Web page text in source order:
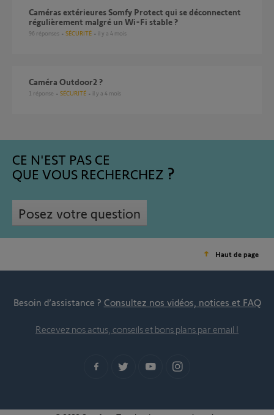
Caméras extérieures Somfy Protect qui se déconnectent
régulièrement malgré un Wi-Fi stable ?
96 réponses SÉCURITÉ il y a 4 mois
Caméra Outdoor2 ?
1 réponse SÉCURITÉ il y a 4 mois
CE N'EST PAS CE
QUE VOUS RECHERCHEZ
Posez votre question
Haut de page
Besoin d’assistance ? Consultez nos vidéos, notices et FAQ
Recevez nos actus, conseils et bons plans par email !